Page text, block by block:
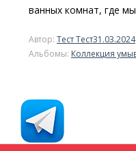
ванных комнат, где
Автор: Тест Тест31.03.2024
Альбомы: Коллекция